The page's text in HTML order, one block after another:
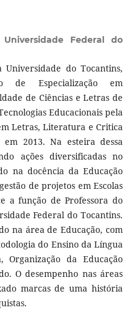
Universidade Federal do
Universidade do Tocantins,
de Especialização em
de Ciências e Letras de
Educacionais pela
Letras, Literatura e Critica
2013. Na esteira dessa
ações diversificadas no
na docência da Educação
de projetos em Escolas
a função de Professora do
Federal do Tocantins.
na área de Educação, com
do Ensino da Língua
Organização da Educação
O desempenho nas áreas
marcas de uma história